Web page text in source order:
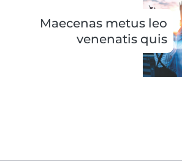
Maecenas metus leo
venenatis quis